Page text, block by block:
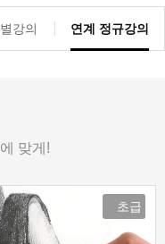
강의 연계 정규강의
맞게!
초급